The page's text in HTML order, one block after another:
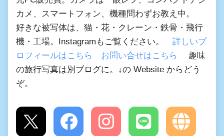
カメ、スマートフォン、機種問わずお教え中。
好きな被写体は、猫・花・クレーン・鉄骨・飛行
機・工場。Instagramもご覧ください。 詳しいプ
ロフィールはこちら
お問い合せはこちら
趣味
の旅行写真は別ブログに。↓の Website からどう
ぞ。